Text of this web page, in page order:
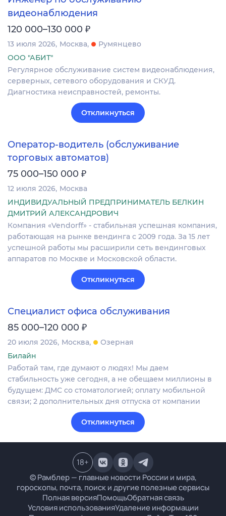
видеонаблюдения
120 000–130 000 ₽
13 июля 2026 Москва
Румянцево
ООО "АБИТ"
Регулярное обслуживание систем видеонаблюдения,
серверных, сетевого оборудования и СКУД.
Диагностика неисправностей, ремонты.
Откликнуться
Оператор-водитель (обслуживание
торговых автоматов)
75 000–150 000 ₽
12 июля 2026 Москва
ИНДИВИДУАЛЬНЫЙ ПРЕДПРИНИМАТЕЛЬ БЕЛКИН
ДМИТРИЙ АЛЕКСАНДРОВИЧ
Компания «Vendorff» - стабильная успешная компания,
работающая на рынке вендинга с 2009 года. За 15 лет
успешной работы мы расширили сеть вендинговых
аппаратов по Москве и Московской области.
Откликнуться
Специалист офиса обслуживания
85 000–120 000 ₽
20 июля 2026 Москва
Озерная
Билайн
Работай там, где думают о людях! Мы даем
стабильность уже сегодня, а не обещаем миллионы в
будущем: ДМС со стоматологией; оплату мобильной
связи; 2 дополнительных дня отпуска от компании​
Откликнуться
© Рамблер — главные новости России и мира,
гороскопы, почта, поиск и другие полезные сервисы
Полная версияПомощьОбратная связь
Условия использованияУдаление информации
18+